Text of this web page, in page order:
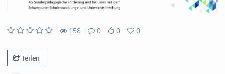
158
views
0
Kommentare
0
likes
0
favorites
Teilen